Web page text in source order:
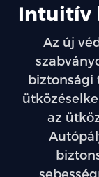
Intuitív
Az új
biztonsági
az